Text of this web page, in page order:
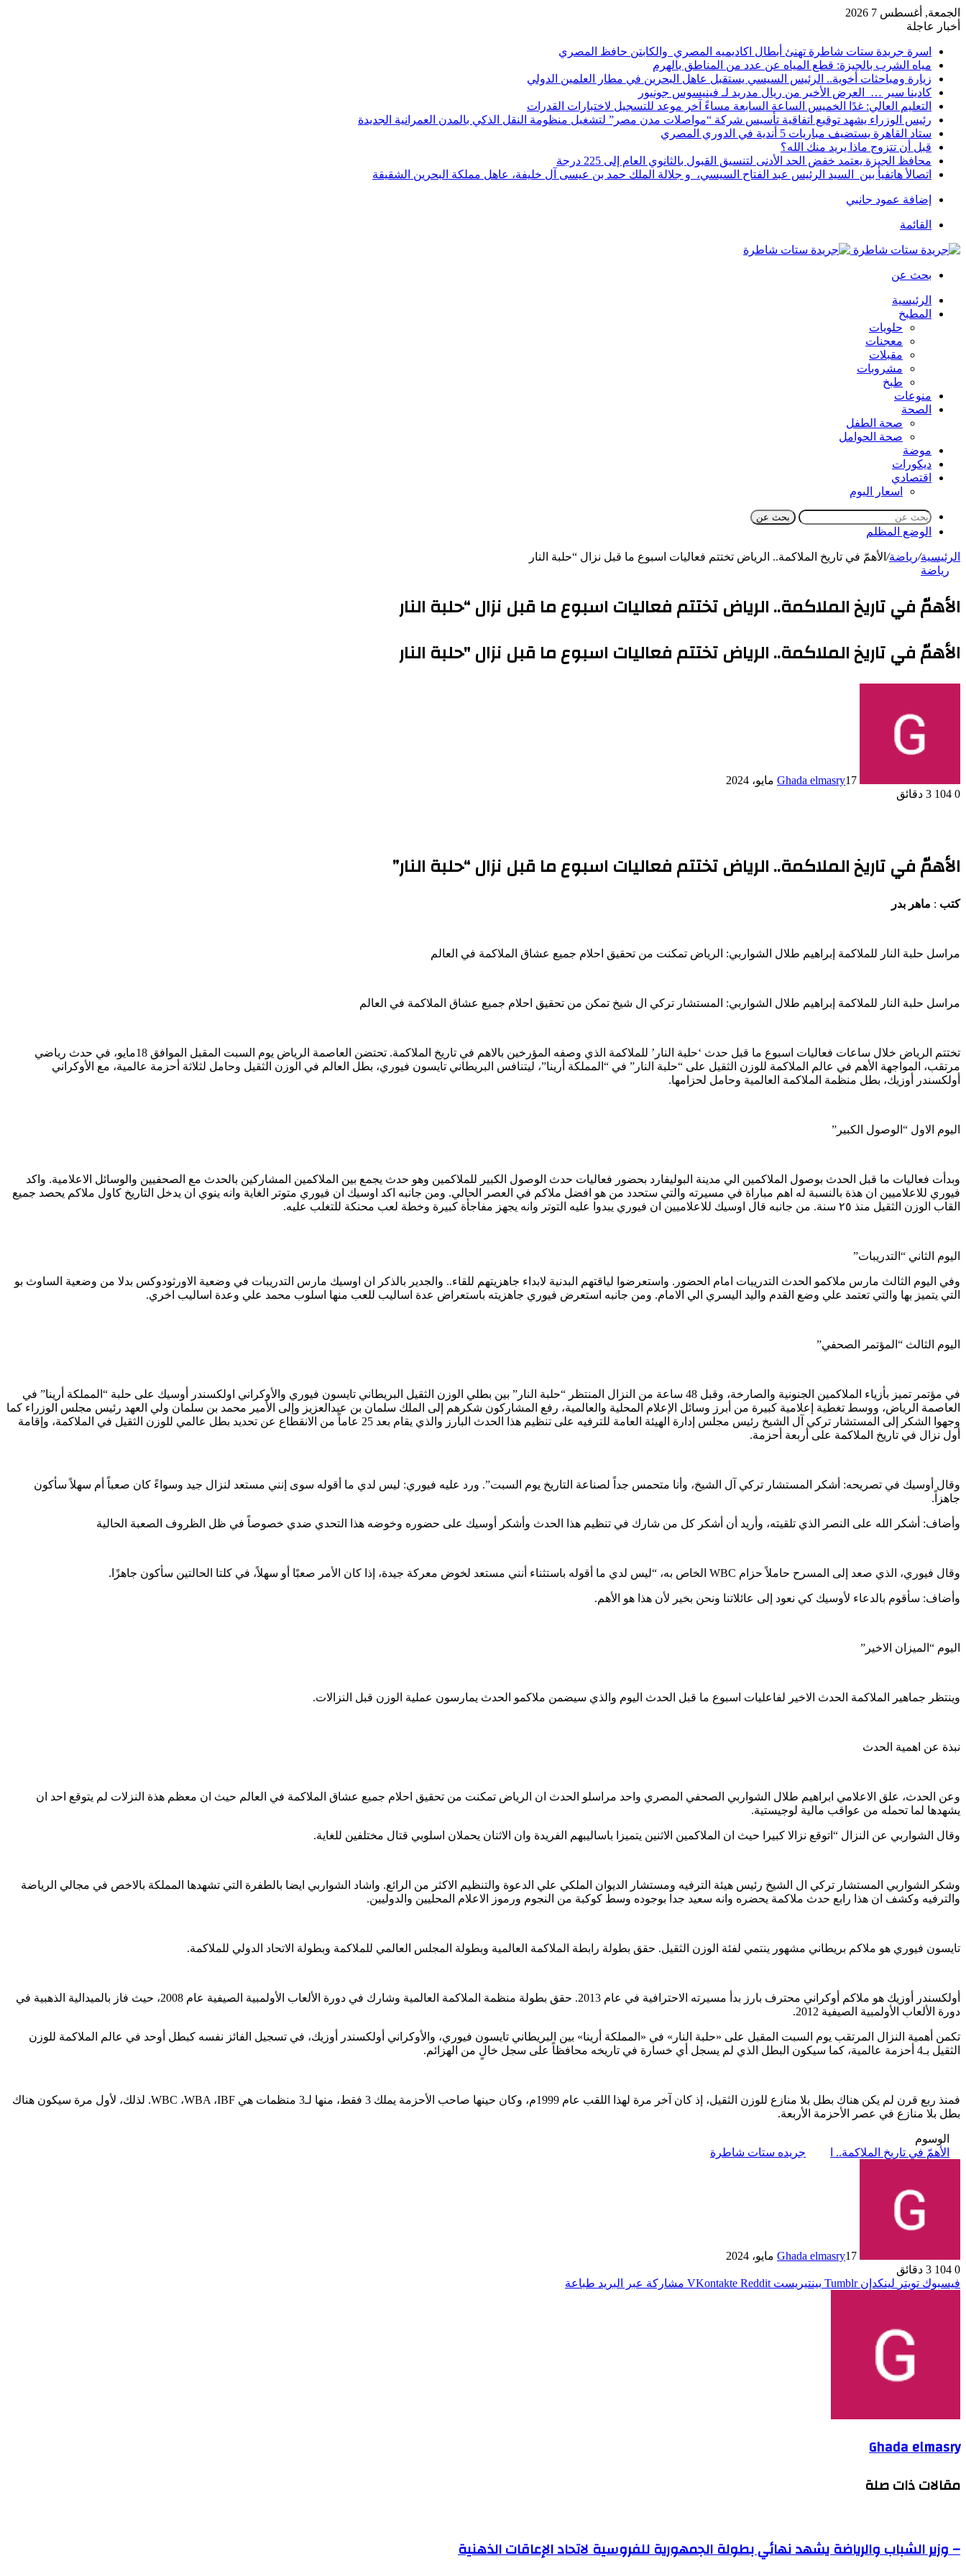
الجمعة, أغسطس 7 2026
أخبار عاجلة
اسرة جريدة ستات شاطرة تهنئ أبطال اكاديميه المصري والكابتن حافظ المصري
مياه الشرب بالجيزة: قطع المياه عن عدد من المناطق بالهرم
زيارة ومباحثات أخوية.. الرئيس السيسي يستقبل عاهل البحرين في مطار العلمين الدولي
كادينا سير … العرض الأخير من ريال مدريد لـ فينيسوس جونيور
التعليم العالي: غدًا الخميس الساعة السابعة مساءً آخر موعد للتسجيل لاختبارات القدرات
رئيس الوزراء يشهد توقيع اتفاقية تأسيس شركة “مواصلات مدن مصر” لتشغيل منظومة النقل الذكي بالمدن العمرانية الجديدة
ستاد القاهرة يستضيف مباريات 5 أندية في الدوري المصري
قبل أن تتزوج ماذا يريد منك الله؟
محافظ الجيزة يعتمد خفض الحد الأدنى لتنسيق القبول بالثانوي العام إلى 225 درجة
اتصالأ هاتفيأ بين السيد الرئيس عبد الفتاح السيسي، و جلالة الملك حمد بن عيسى آل خليفة، عاهل مملكة البحرين الشقيقة
إضافة عمود جانبي
القائمة
بحث عن
الرئيسية
المطبخ
حلويات
معجنات
مقبلات
مشروبات
طبخ
منوعات
الصحة
صحة الطفل
صحة الحوامل
موضة
ديكورات
اقتصادي
اسعار اليوم
بحث عن
الوضع المظلم
الرئيسية/رياضة/ الأهمّ في تاريخ الملاكمة.. الرياض تختتم فعاليات اسبوع ما قبل نزال “حلبة النار
رياضة
الأهمّ في تاريخ الملاكمة.. الرياض تختتم فعاليات اسبوع ما قبل نزال “حلبة النار
الأهمّ في تاريخ الملاكمة.. الرياض تختتم فعاليات اسبوع ما قبل نزال "حلبة النار
Ghada elmasry17 مايو، 2024
0
3 دقائق
الأهمّ في تاريخ الملاكمة.. الرياض تختتم فعاليات اسبوع ما قبل نزال “حلبة النار”
كتب : ماهر بدر
مراسل حلبة النار للملاكمة إبراهيم طلال الشواربي: الرياض تمكنت من تحقيق احلام جميع عشاق الملاكمة في العالم
مراسل حلبة النار للملاكمة إبراهيم طلال الشواربي: المستشار تركي ال شيخ تمكن من تحقيق احلام جميع عشاق الملاكمة في العالم
تختتم الرياض خلال ساعات فعاليات اسبوع ما قبل حدث ‘حلبة النار’ للملاكمة الذي وصفه المؤرخين بالاهم في تاريخ الملاكمة. تحتضن العاصمة الرياض يوم السبت المقبل الموافق 18مايو، في حدث رياضي
مرتقب، المواجهة الأهم في عالم الملاكمة للوزن الثقيل على “حلبة النار” في “المملكة أرينا”، ليتنافس البريطاني تايسون فيوري، بطل العالم في الوزن الثقيل وحامل لثلاثة أحزمة عالمية، مع الأوكراني
أولكسندر أوزيك، بطل منظمة الملاكمة العالمية وحامل لحزامها.
اليوم الاول “الوصول الكبير”
وبدأت فعاليات ما قبل الحدث بوصول الملاكمين الي مدينة البوليفارد بحضور فعاليات حدث الوصول الكبير للملاكمين وهو حدث يجمع بين الملاكمين المشاركين بالحدث مع الصحفيين والوسائل الاعلامية. واكد
فيوري للاعلاميين ان هذة بالنسبة له اهم مباراة في مسيرته والتي ستحدد من هو افضل ملاكم في العصر الحالي. ومن جانبه اكد اوسيك ان فيوري متوتر الغاية وانه ينوي ان يدخل التاريخ كاول ملاكم يحصد جميع
القاب الوزن الثقيل منذ ٢٥ سنة. من جانبه قال اوسيك للاعلاميين ان فيوري يبدوا عليه التوتر وانه يجهز مفاجأة كبيرة وخطة لعب محنكة للتغلب عليه.
اليوم الثاني “التدريبات”
وفي اليوم الثالث مارس ملاكمو الحدث التدريبات امام الحضور. واستعرضوا لياقتهم البدنية لابداء جاهزيتهم للقاء.. والجدير بالذكر ان اوسيك مارس التدريبات في وضعية الاورثودوكس بدلا من وضعية الساوث بو
التي يتميز بها والتي تعتمد علي وضع القدم واليد اليسري الي الامام. ومن جانبه استعرض فيوري جاهزيته باستعراض عدة اساليب للعب منها اسلوب محمد علي وعدة اساليب اخري.
اليوم الثالث “المؤتمر الصحفي”
في مؤتمر تميز بأزياء الملاكمين الجنونية والصارخة، وقبل 48 ساعة من النزال المنتظر “حلبة النار” بين بطلي الوزن الثقيل البريطاني تايسون فيوري والأوكراني اولكسندر أوسيك على حلبة “المملكة أرينا” في
العاصمة الرياض، ووسط تغطية إعلامية كبيرة من أبرز وسائل الإعلام المحلية والعالمية، رفع المشاركون شكرهم إلى الملك سلمان بن عبدالعزيز وإلى الأمير محمد بن سلمان ولي العهد رئيس مجلس الوزراء كما
وجهوا الشكر إلى المستشار تركي آل الشيخ رئيس مجلس إدارة الهيئة العامة للترفيه على تنظيم هذا الحدث البارز والذي يقام بعد 25 عاماً من الانقطاع عن تحديد بطل عالمي للوزن الثقيل في الملاكمة، وإقامة
أول نزال في تاريخ الملاكمة على أربعة أحزمة.
وقال أوسيك في تصريحه: أشكر المستشار تركي آل الشيخ، وأنا متحمس جداً لصناعة التاريخ يوم السبت”. ورد عليه فيوري: ليس لدي ما أقوله سوى إنني مستعد لنزال جيد وسواءً كان صعباً أم سهلاً سأكون
جاهزاً.
وأضاف: أشكر الله على النصر الذي تلقيته، وأريد أن أشكر كل من شارك في تنظيم هذا الحدث وأشكر أوسيك على حضوره وخوضه هذا التحدي ضدي خصوصاً في ظل الظروف الصعبة الحالية
وقال فيوري، الذي صعد إلى المسرح حاملاً حزام WBC الخاص به، “ليس لدي ما أقوله باستثناء أنني مستعد لخوض معركة جيدة، إذا كان الأمر صعبًا أو سهلاً، في كلتا الحالتين سأكون جاهزًا.
وأضاف: سأقوم بالدعاء لأوسيك كي نعود إلى عائلاتنا ونحن بخير لأن هذا هو الأهم.
اليوم “الميزان الاخير”
وينتظر جماهير الملاكمة الحدث الاخير لفاعليات اسبوع ما قبل الحدث اليوم والذي سيضمن ملاكمو الحدث يمارسون عملية الوزن قبل النزالات.
نبذة عن اهمية الحدث
وعن الحدث، علق الاعلامي ابراهيم طلال الشواربي الصحفي المصري واحد مراسلو الحدث ان الرياض تمكنت من تحقيق احلام جميع عشاق الملاكمة في العالم حيث ان معظم هذة النزلات لم يتوقع احد ان
يشهدها لما تحمله من عواقب مالية لوجيستية.
وقال الشواربي عن النزال “اتوقع نزالا كبيرا حيث ان الملاكمين الاثنين يتميزا باساليبهم الفريدة وان الاثنان يحملان اسلوبي قتال مختلفين للغاية.
وشكر الشواربي المستشار تركي ال الشيخ رئيس هيئة الترفيه ومستشار الديوان الملكي علي الدعوة والتنظيم الاكثر من الرائع. واشاد الشواربي ايضا بالطفرة التي تشهدها المملكة بالاخص في مجالي الرياضة
والترفيه وكشف ان هذا رابع حدث ملاكمة يحضره وانه سعيد جدا بوجوده وسط كوكبة من النجوم ورموز الاعلام المحليين والدوليين.
تايسون فيوري هو ملاكم بريطاني مشهور ينتمي لفئة الوزن الثقيل. حقق بطولة رابطة الملاكمة العالمية وبطولة المجلس العالمي للملاكمة وبطولة الاتحاد الدولي للملاكمة.
أولكسندر أوزيك هو ملاكم أوكراني محترف بارز بدأ مسيرته الاحترافية في عام 2013. حقق بطولة منظمة الملاكمة العالمية وشارك في دورة الألعاب الأولمبية الصيفية عام 2008، حيث فاز بالميدالية الذهبية في
دورة الألعاب الأولمبية الصيفية 2012.
تكمن أهمية النزال المرتقب يوم السبت المقبل على «حلبة النار» في «المملكة أرينا» بين البريطاني تايسون فيوري، والأوكراني أولكسندر أوزيك، في تسجيل الفائز نفسه كبطل أوحد في عالم الملاكمة للوزن
الثقيل بـ4 أحزمة عالمية، كما سيكون البطل الذي لم يسجل أي خسارة في تاريخه محافظاً على سجل خالٍ من الهزائم.
فمنذ ربع قرن لم يكن هناك بطل بلا منازع للوزن الثقيل، إذ كان آخر مرة لهذا اللقب عام 1999م، وكان حينها صاحب الأحزمة يملك 3 فقط، منها لـ3 منظمات هي WBC ،WBA ،IBF. لذلك، لأول مرة سيكون هناك
بطل بلا منازع في عصر الأحزمة الأربعة.
الوسوم
الأهمّ في تاريخ الملاكمة.. ا
جريده ستات شاطرة
Ghada elmasry17 مايو، 2024
0
3 دقائق
فيسبوك تويتر لينكدإن بينتيريست مشاركة عبر البريد طباعة
Ghada elmasry
مقالات ذات صلة
– وزير الشباب والرياضة يشهد نهائي بطولة الجمهورية للفروسية لاتحاد الإعاقات الذهنية